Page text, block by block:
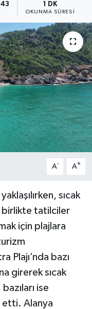
1 DK
OKUNMA SÜRESI
A- A+
sıcak
birlikte tatilciler
için plajlara
Plajı’nda bazı
girerek sıcak
ise
etti. Alanya